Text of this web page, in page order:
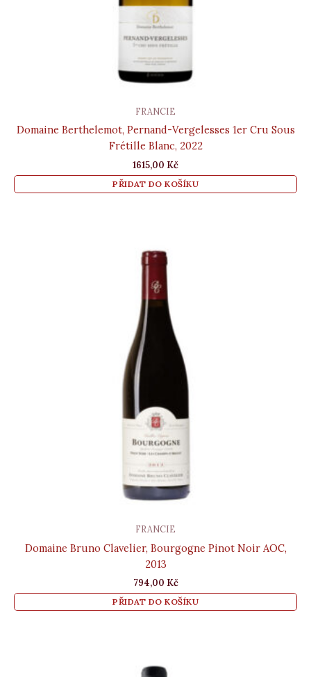
FRANCIE
Domaine Berthelemot, Pernand-Vergelesses 1er Cru Sous
Frétille Blanc, 2022
1615,00 Kč
PŘIDAT DO KOŠÍKU
FRANCIE
Domaine Bruno Clavelier, Bourgogne Pinot Noir AOC,
2013
794,00 Kč
PŘIDAT DO KOŠÍKU